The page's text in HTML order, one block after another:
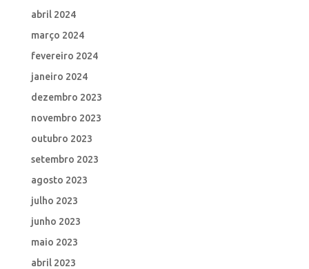
abril 2024
março 2024
fevereiro 2024
janeiro 2024
dezembro 2023
novembro 2023
outubro 2023
setembro 2023
agosto 2023
julho 2023
junho 2023
maio 2023
abril 2023